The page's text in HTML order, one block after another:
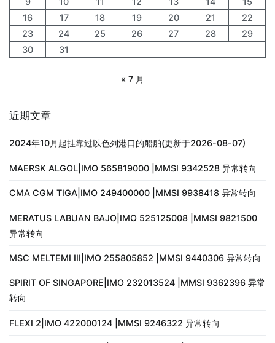
16
17 18 19 20 21
22
23
24 25 26 27 28
29
30
31
« 7 月
近期文章
2024年10月起挂靠过以色列港口的船舶(更新于2026-08-07)
MAERSK ALGOL|IMO 565819000 |MMSI 9342528 异常转向
CMA CGM TIGA|IMO 249400000 |MMSI 9938418 异常转向
MERATUS LABUAN BAJO|IMO 525125008 |MMSI 9821500
异常转向
MSC MELTEMI III|IMO 255805852 |MMSI 9440306 异常转向
SPIRIT OF SINGAPORE|IMO 232013524 |MMSI 9362396 异常
转向
FLEXI 2|IMO 422000124 |MMSI 9246322 异常转向